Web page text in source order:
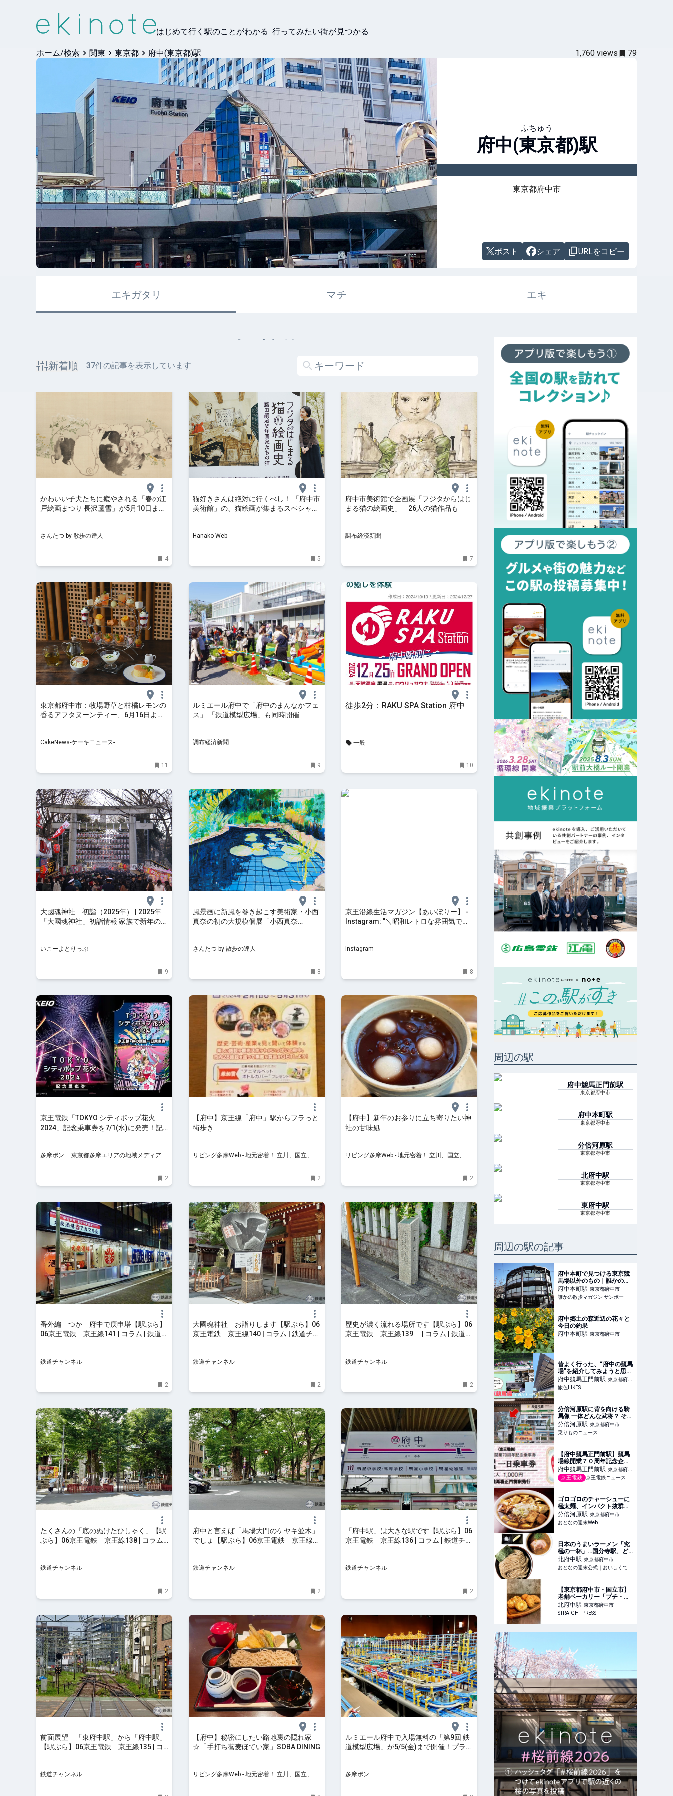
はじめて行く駅のことがわかる 行ってみたい街が見つかる
ホーム/検索 関東 東京都 府中(東京都)駅 1,760 views 79
ふちゅう
府中(東京都)駅
東京都府中市
ポスト シェア URLをコピー
エキガタリ マチ エキ
エキガタリ
新着順 37件の記事を表示しています
かわいい子犬たちに癒やされる「春の江
戸絵画まつり 長沢蘆雪」が5月10日ま
さんたつ by 散歩の達人
4
猫好きさんは絶対に行くべし！ 「府中市
美術館」の、猫絵画が集まるスペシャル
Hanako Web
5
府中市美術館で企画展「フジタからはじ
まる猫の絵画史」 26人の猫作品も
調布経済新聞
7
東京都府中市：牧場野草と柑橘レモンの
香るアフタヌーンティー、6月16日より
CakeNews-ケーキニュース-
11
ルミエール府中で「府中のまんなかフェ
ス」 「鉄道模型広場」も同時開催
調布経済新聞
9
徒歩2分：RAKU SPA Station 府中
一般
10
大國魂神社 初詣（2025年） | 2025年
「大國魂神社」初詣情報 家族で新年のご
いこーよとりっぷ
9
風景画に新風を巻き起こす美術家・小西
真奈の初の大規模個展「小西真奈
by 散歩の達人
さんたつ by 散歩の達人
8
京王沿線生活マガジン【あいぼりー】 -
Instagram: "＼昭和レトロな雰囲気で贅
わうWハンバーグカレー?
Instagram
8
京王電鉄「TOKYO シティポップ花火
2024」記念乗車券を7/1(水)に発売！記
多摩ポン – 東京都多摩エリアの地域メディア
2
【府中】京王線「府中」駅からフラっと
街歩き
リビング多摩Web - 地元密着！ 立川、国立、八
2
【府中】新年のお参りに立ち寄りたい神
社の甘味処
リビング多摩Web - 地元密着！ 立川、国立、八
2
番外編 つか 府中で庚申塔【駅ぶら】
06京王電鉄 京王線141 | コラム | 鉄道チ
鉄道チャンネル
2
大國魂神社 お詣りします【駅ぶら】06
京王電鉄 京王線140 | コラム | 鉄道チャ
鉄道チャンネル
2
歴史が濃く流れる場所です【駅ぶら】06
京王電鉄 京王線139 | コラム | 鉄道チ
鉄道チャンネル
2
たくさんの「底のぬけたひしゃく」【駅
ぶら】06京王電鉄 京王線138 | コラム |
鉄道チャンネル
2
府中と言えば「馬場大門のケヤキ並木」
でしょ【駅ぶら】06京王電鉄 京王線
鉄道チャンネル
2
「府中駅」は大きな駅です【駅ぶら】06
京王電鉄 京王線136 | コラム | 鉄道チャ
鉄道チャンネル
2
前面展望 「東府中駅」から「府中駅」
【駅ぶら】06京王電鉄 京王線135 | コ
鉄道チャンネル
【府中】秘密にしたい路地裏の隠れ家
☆「手打ち蕎麦ほてい家」SOBA DINING
リビング多摩Web - 地元密着！ 立川、国立、八
ルミエール府中で入場無料の「第9回 鉄
道模型広場」が5/5(金)まで開催！プラレ
多摩ポン
周辺の駅
府中競馬正門前駅
東京都府中市
府中本町駅
東京都府中市
分倍河原駅
東京都府中市
北府中駅
東京都府中市
東府中駅
東京都府中市
周辺の駅の記事
府中本町で見つける東京競
馬場以外のもの｜誰かの散
歩マガジン サンポー
府中本町駅 東京都府中市
誰かの散歩マガジン サンポー
府中郷土の森近辺の花々と
今日の釣果
府中本町駅 東京都府中市
昔よく行った、“府中の競馬
場”を紹介してみようと思
う。｜旅色LIKES
府中競馬正門前駅 東京都府中
市
旅色LIKES
分倍河原駅に背を向ける騎
馬像 一体どんな武将？ そも
そもJR南武線の方を見てい
ないワケ | 乗りものニュー
ス
分倍河原駅 東京都府中市
乗りものニュース
【府中競馬正門前駅】競馬
場線開業７０周年記念企
画！１１月８日から 競馬場
線７０年のあゆみを収めた
記念乗車券を発売します！
府中競馬正門前駅 東京都府中
市京王電鉄 京王電鉄ニュースリリース
ゴロゴロのチャーシューに
極太麺、インパクト抜群の
一杯 ボリューム満点「ワ
ンタンチャーシュウメン」
の衝撃 - おとなの週末Web
分倍河原駅 東京都府中市
おとなの週末Web
日本のうまいラーメン「究
極の一杯」…国分寺駅、ど
っしり濃厚な「極太つけ
麺」がウマすぎる…！ - お
となの週末公式｜おいしく
スサイト
北府中駅 東京都府中市
おとなの週末公式｜おいしくて、ためになる食のニュースサイト
【東京都府中市・国立市】
老舗ベーカリー「プチ・ア
ンジュ」、「カレーパング
ランプリ」で8年連続金賞
北府中駅 東京都府中市
STRAIGHT PRESS